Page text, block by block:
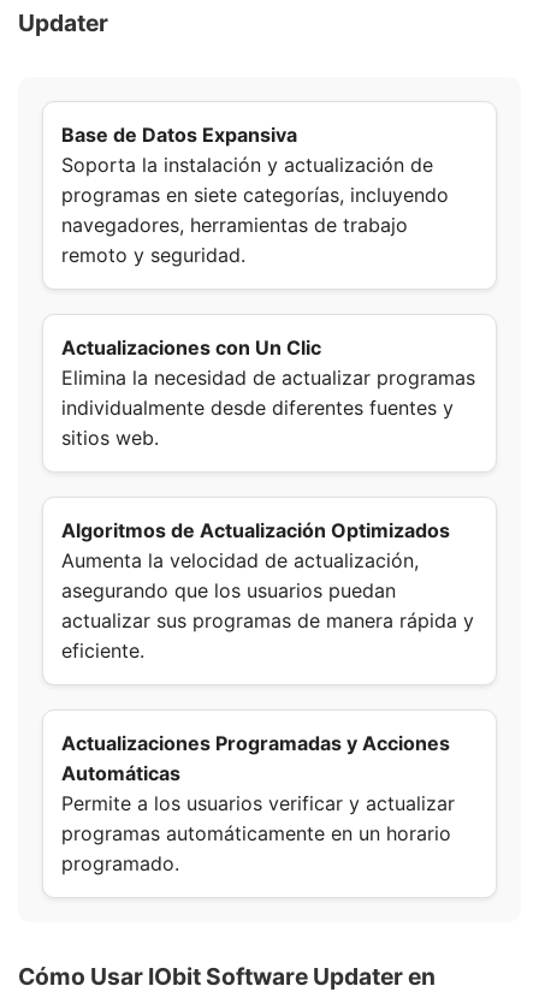
Updater
Base de Datos Expansiva
Soporta la instalación y actualización de
programas en siete categorías, incluyendo
navegadores, herramientas de trabajo
remoto y seguridad.
Actualizaciones con Un Clic
Elimina la necesidad de actualizar programas
individualmente desde diferentes fuentes y
sitios web.
Algoritmos de Actualización Optimizados
Aumenta la velocidad de actualización,
asegurando que los usuarios puedan
actualizar sus programas de manera rápida y
eficiente.
Actualizaciones Programadas y Acciones
Automáticas
Permite a los usuarios verificar y actualizar
programas automáticamente en un horario
programado.
Cómo Usar IObit Software Updater en